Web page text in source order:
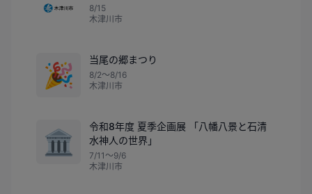
8/15
木津川市
🎉
当尾の郷まつり
8/2〜8/16
木津川市
🏛️
令和8年度 夏季企画展 「八幡八景と石清
水神人の世界」
7/11〜9/6
木津川市